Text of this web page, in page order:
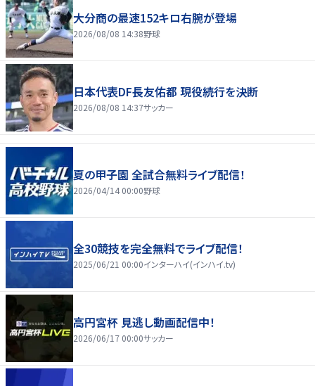
大分商の最速152キロ右腕が登場
2026/08/08 14:38野球
日本代表DF長友佑都 現役続行を決断
2026/08/08 14:37サッカー
夏の甲子園 全試合無料ライブ配信！
2026/04/14 00:00野球
全30競技を完全無料でライブ配信！
2025/06/21 00:00インターハイ(インハイ.tv)
高円宮杯 見逃し動画配信中！
2026/06/17 00:00サッカー